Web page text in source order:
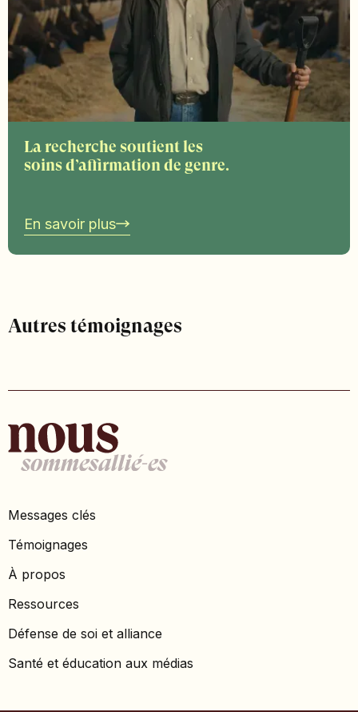
La recherche soutient les
soins d’affirmation de genre.
En savoir plus
Autres témoignages
Messages clés
Témoignages
À propos
Ressources
Défense de soi et alliance
Santé et éducation aux médias